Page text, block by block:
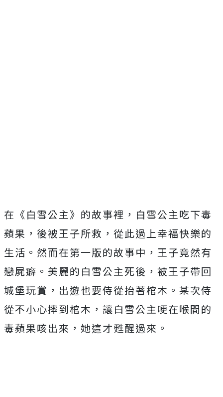
在《白雪公主》的故事裡，白雪公主吃下毒
蘋果，後被王子所救，從此過上幸福快樂的
生活。然而在第一版的故事中，王子竟然有
戀屍癖。美麗的白雪公主死後，被王子帶回
城堡玩賞，出遊也要侍從抬著棺木。某次侍
從不小心摔到棺木，讓白雪公主哽在喉間的
毒蘋果咳出來，她這才甦醒過來。